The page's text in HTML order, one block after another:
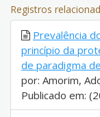
Registros
Prevalência
princípio da
de paradigma
por: Amorim,
Publicado em: